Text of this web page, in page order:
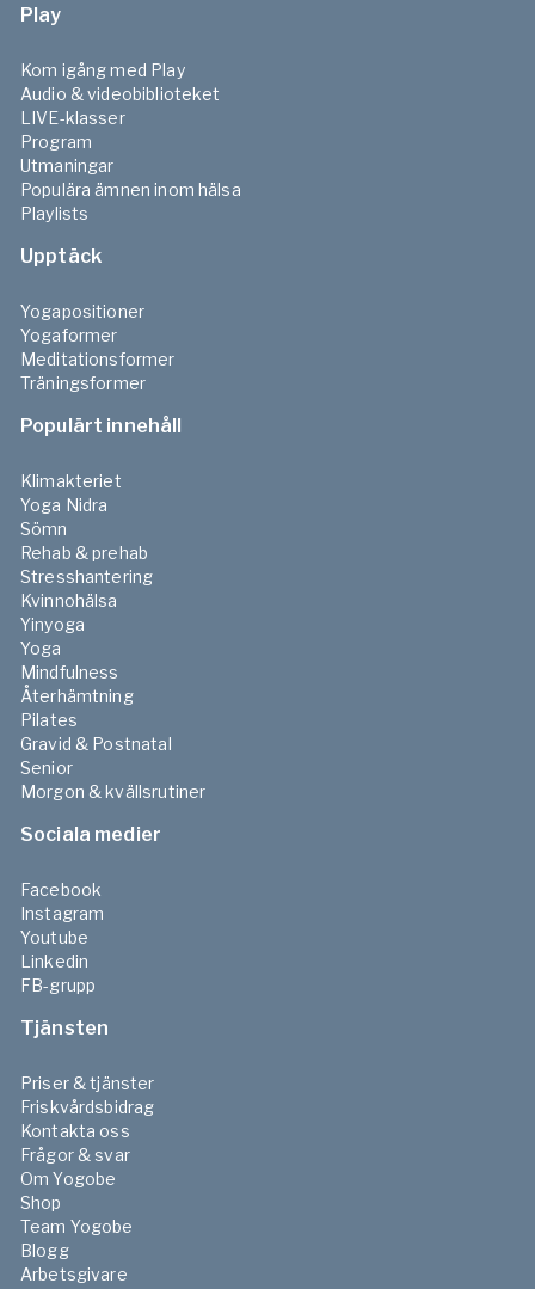
Play
Kom igång med Play
Audio & videobiblioteket
LIVE-klasser
Program
Utmaningar
Populära ämnen inom hälsa
Playlists
Upptäck
Yogapositioner
Yogaformer
Meditationsformer
Träningsformer
Populärt innehåll
Klimakteriet
Yoga Nidra
Sömn
Rehab & prehab
Stresshantering
Kvinnohälsa
Yinyoga
Yoga
Mindfulness
Återhämtning
Pilates
Gravid & Postnatal
Senior
Morgon & kvällsrutiner
Sociala medier
Facebook
Instagram
Youtube
Linkedin
FB-grupp
Tjänsten
Priser & tjänster
Friskvårdsbidrag
Kontakta oss
Frågor & svar
Om Yogobe
Shop
Team Yogobe
Blogg
Arbetsgivare